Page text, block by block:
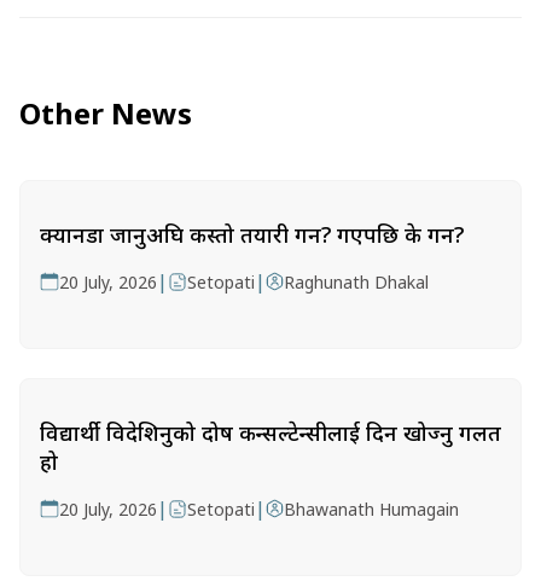
Other News
क्यानडा जानुअघि कस्तो तयारी गर्ने? गएपछि के गर्ने?
20 July, 2026 | Setopati | Raghunath Dhakal
विद्यार्थी विदेशिनुको दोष कन्सल्टेन्सीलाई दिन खोज्नु गलत
हो
20 July, 2026 | Setopati | Bhawanath Humagain